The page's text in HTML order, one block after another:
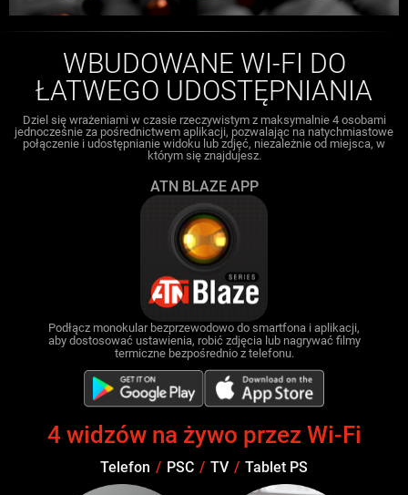
WBUDOWANE WI-FI DO
ŁATWEGO UDOSTĘPNIANIA
Dziel się wrażeniami w czasie rzeczywistym z maksymalnie 4 osobami
jednocześnie za pośrednictwem aplikacji, pozwalając na natychmiastowe
połączenie i udostępnianie widoku lub zdjęć, niezależnie od miejsca, w
którym się znajdujesz.
ATN BLAZE APP
Podłącz monokular bezprzewodowo do smartfona i aplikacji,
aby dostosować ustawienia, robić zdjęcia lub nagrywać filmy
termiczne bezpośrednio z telefonu.
4 widzów na żywo przez Wi-Fi
Telefon / PSC / TV / Tablet PS